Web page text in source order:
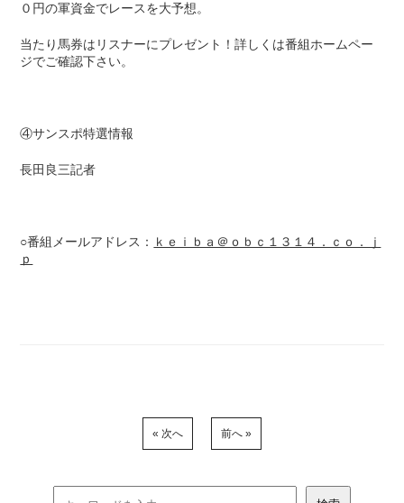
０円の軍資金でレースを大予想。
当たり馬券はリスナーにプレゼント！詳しくは番組ホームペー
ジでご確認下さい。
④サンスポ特選情報
長田良三記者
○番組メールアドレス：
ｋｅｉｂａ＠ｏｂｃ１３１４．ｃｏ．ｊ
ｐ
« 次へ 前へ »